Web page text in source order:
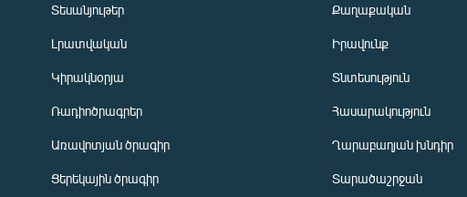
Տեսանյութեր
Լրատվական
Կիրակնօրյա
Ռադիոծրագրեր
Առավոտյան ծրագիր
Ցերեկային ծրագիր
Քաղաքական
Իրավունք
Տնտեսություն
Հասարակություն
Ղարաբաղյան խնդիր
Տարածաշրջան